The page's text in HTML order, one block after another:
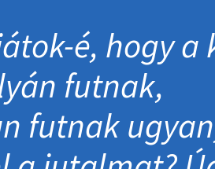
é, hogy a
futnak,
futnak